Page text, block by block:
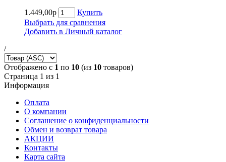
1.449,00р
Купить
Выбрать для сравнения
Добавить в Личный каталог
/
Отображено с 1 по 10 (из 10 товаров)
Страница 1 из 1
Информация
Оплата
О компании
Соглашение о конфиденциальности
Обмен и возврат товара
АКЦИИ
Контакты
Карта сайта